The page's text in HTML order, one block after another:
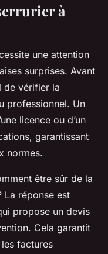
à
une attention
surprises. Avant
de vérifier la
professionnel. Un
licence ou d’un
garantissant
normes.
être sûr de la
La réponse est
propose un devis
Cela garantit
factures